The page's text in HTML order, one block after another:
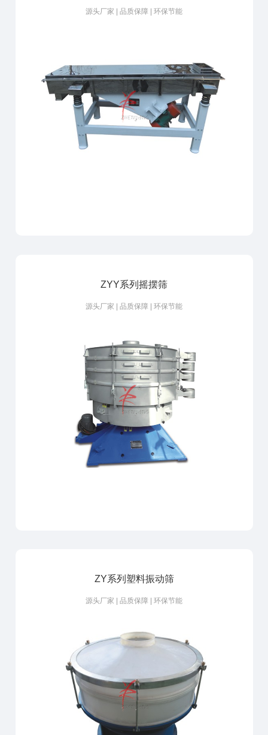
源头厂家 | 品质保障 | 环保节能
ZYY系列摇摆筛
源头厂家 | 品质保障 | 环保节能
ZY系列塑料振动筛
源头厂家 | 品质保障 | 环保节能